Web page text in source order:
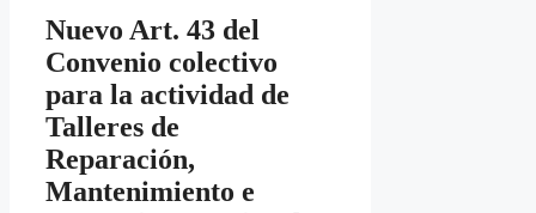
Nuevo Art. 43 del
Convenio colectivo
para la actividad de
Talleres de
Reparación,
Mantenimiento e